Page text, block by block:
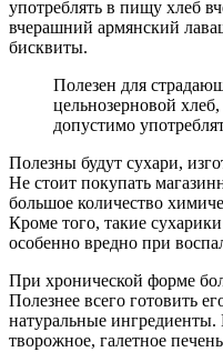
употреблять в пищу хлеб
вчерашний армянский
бисквиты.
Полезен для
цельнозерновой
допустимо
Полезны будут сухари,
Не стоит покупать
большое количество
Кроме того, такие
особенно вредно при
При хронической форме
Полезнее всего готовить
натуральные ингредиенты.
творожное, галетное